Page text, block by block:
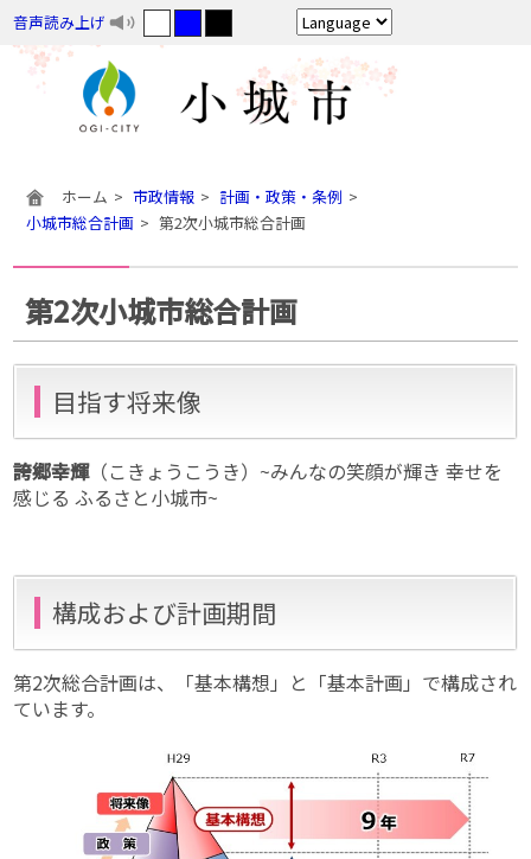
音声読み上げ
ホーム 市政情報
計画・政策・条例
小城市総合計画
第2次小城市総合計画
第2次小城市総合計画
目指す将来像
誇郷幸輝（こきょうこうき）~みんなの笑顔が輝き 幸せを
感じる ふるさと小城市~
構成および計画期間
第2次総合計画は、「基本構想」と「基本計画」で構成され
ています。